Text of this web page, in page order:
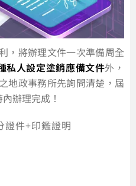
，將辦理文件一次準備周全
私人設定塗銷應備文件外，
地政事務所先詢問清楚，屆
辦理完成！
證件+印鑑證明